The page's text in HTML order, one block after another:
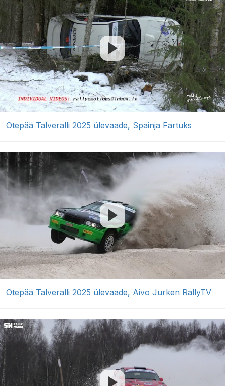
Otepää Talveralli 2025 ülevaade, Spainja Fartuks
Otepää Talveralli 2025 ülevaade, Aivo Jurken RallyTV